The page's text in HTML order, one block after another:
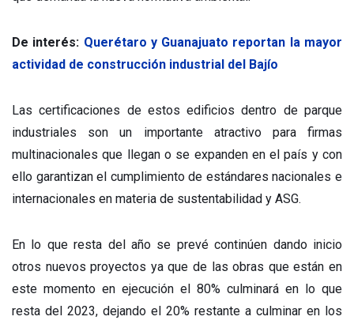
De interés: Querétaro y Guanajuato reportan la mayor
actividad de construcción industrial del Bajío
Las certificaciones de estos edificios dentro de parque
industriales son un importante atractivo para firmas
multinacionales que llegan o se expanden en el país y con
ello garantizan el cumplimiento de estándares nacionales e
internacionales en materia de sustentabilidad y ASG.
En lo que resta del año se prevé continúen dando inicio
otros nuevos proyectos ya que de las obras que están en
este momento en ejecución el 80% culminará en lo que
resta del 2023, dejando el 20% restante a culminar en los